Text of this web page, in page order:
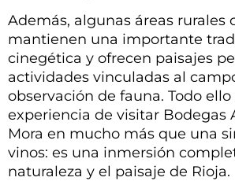
Además, algunas áreas rurales
mantienen una importante
cinegética y ofrecen paisajes
actividades vinculadas al
observación de fauna. Todo
experiencia de visitar Bodegas
Mora en mucho más que una
vinos: es una inmersión
naturaleza y el paisaje de Rioja.